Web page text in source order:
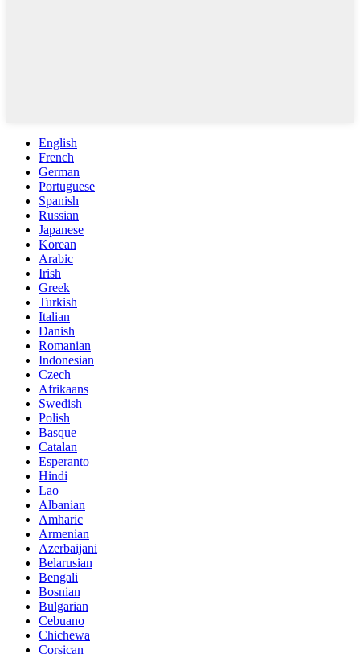
English
French
German
Portuguese
Spanish
Russian
Japanese
Korean
Arabic
Irish
Greek
Turkish
Italian
Danish
Romanian
Indonesian
Czech
Afrikaans
Swedish
Polish
Basque
Catalan
Esperanto
Hindi
Lao
Albanian
Amharic
Armenian
Azerbaijani
Belarusian
Bengali
Bosnian
Bulgarian
Cebuano
Chichewa
Corsican